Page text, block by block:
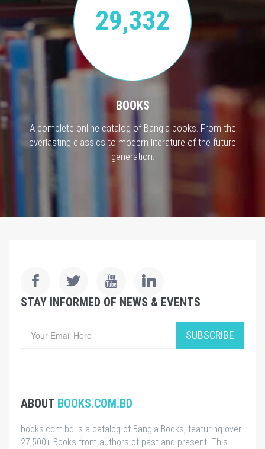
29,332
BOOKS
A complete online catalog of Bangla books. From the
everlasting classics to modern literature of the future
generation.
STAY INFORMED OF NEWS & EVENTS
SUBSCRIBE
ABOUT BOOKS.COM.BD
books.com.bd is a catalog of Bangla Books, featuring over
27,500+ Books from authors of past and present. This